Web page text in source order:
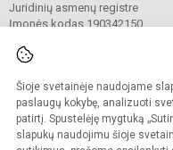
Šioje svetainėje naudojame
paslaugų kokybę, analizuoti
patirtį. Spustelėję mygtuką
slapukų naudojimu šioje
Juridinių asmenų registre
Įmonės kodas 190342150
© 2022. Ukmergės Užupio
Kopijuoti turinį be raštiško
Prieinamumo